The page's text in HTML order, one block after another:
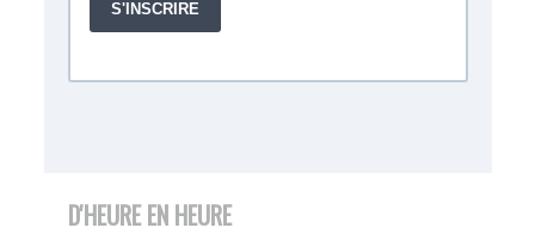
D'HEURE EN HEURE